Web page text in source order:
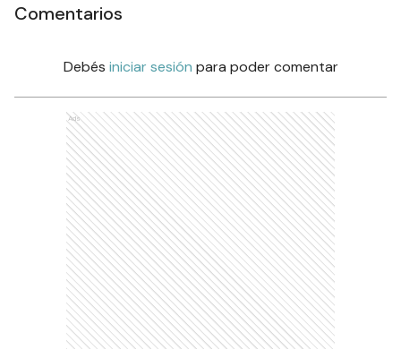
Comentarios
Debés iniciar sesión para poder comentar
Ads